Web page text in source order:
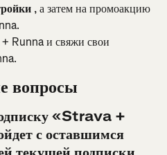
, а затем на промоакцию
Runna и свяжи свои
вопросы
«Strava +
с оставшимся